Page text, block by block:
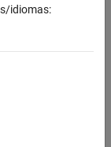
idiomas: